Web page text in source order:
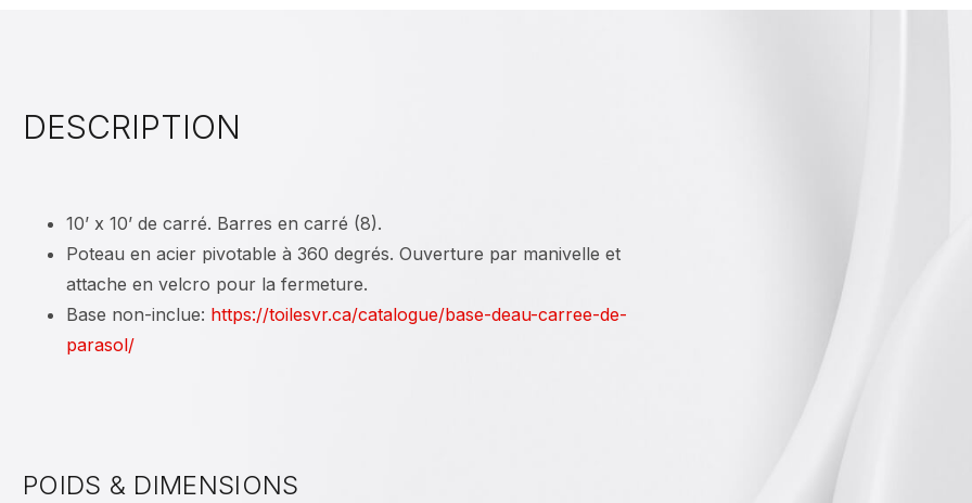
DESCRIPTION
10’ x 10’ de carré. Barres en carré (8).
Poteau en acier pivotable à 360 degrés. Ouverture par manivelle et
attache en velcro pour la fermeture.
Base non-inclue: https://toilesvr.ca/catalogue/base-deau-carree-de-
parasol/
POIDS & DIMENSIONS